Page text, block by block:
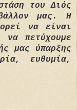
του Διός
μας. Η
να είναι
να πετύχουμε
μας ύπαρξης
ευθυμία,